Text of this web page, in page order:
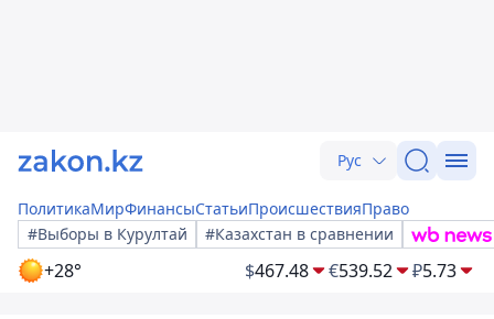
Рус
ПолитикаМирФинансыСтатьиПроисшествияПраво
#Выборы в Курултай
#Казахстан в сравнении
+28° $467.48 €539.52 ₽5.73